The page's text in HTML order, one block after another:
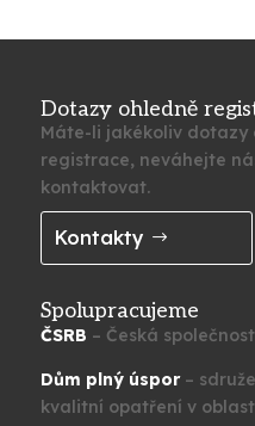
Dotazy ohledně
Máte-li jakékoliv dotazy
registrace, neváhejte
kontaktovat.
Kontakty
Spolupracujeme
ČSRB – Česká
Dům plný úspor–
kvalitní opatření v